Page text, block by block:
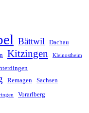
Bättwil
Dachau
Kitzingen Kleinostheim
Remagen Sachsen
Vorarlberg